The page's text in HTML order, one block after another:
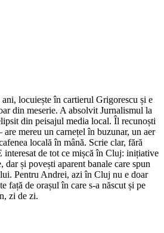
locuiește în cartierul Grigorescu și e
din meserie. A absolvit Jurnalismul la
din peisajul media local. Îl recunoști
mereu un carnețel în buzunar, un aer
locală în mână. Scrie clar, fără
interesat de tot ce mișcă în Cluj: inițiative
și povești aparent banale care spun
Pentru Andrei, azi în Cluj nu e doar
față de orașul în care s-a născut și pe
zi de zi.